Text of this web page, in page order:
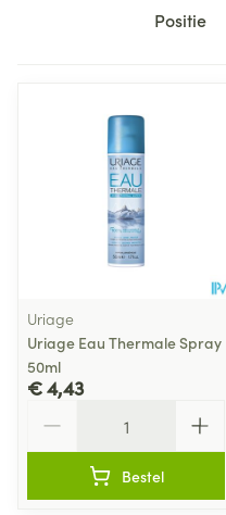
Sorteer op:
Uriage
Uriage Eau Thermale Spray
50ml
€ 4,43
Bestel